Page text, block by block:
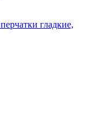
гладкие,